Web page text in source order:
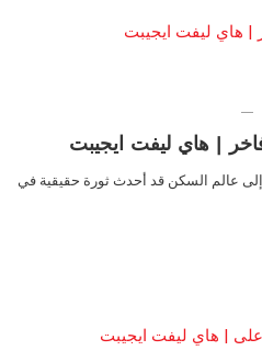
| هاي ليفت ايجيبت
عالم السكن قد أحدث ثورة حقيقية في